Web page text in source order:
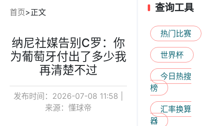
首页 正文
纳尼社媒告别C罗：你
为葡萄牙付出了多少我
再清楚不过
发布时间：2026-07-08 11:58 |
来源：懂球帝
查询工具
热门比赛
世界杯
今日热搜
榜
汇率换算
器